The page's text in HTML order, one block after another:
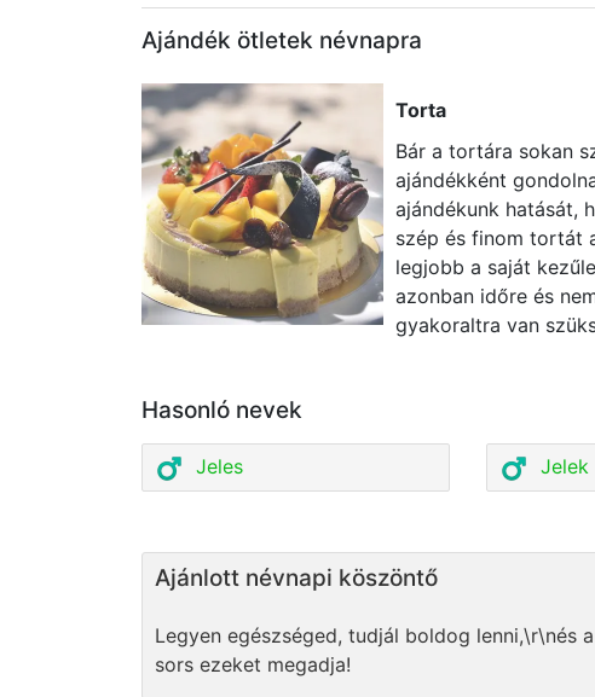
Ajándék ötletek névnapra
Torta
Bár a tortára sokan
ajándékként
ajándékunk hatását,
szép és finom tortát
legjobb a saját
azonban időre és
gyakoraltra van
Hasonló nevek
Jeles Jelek
Ajánlott névnapi köszöntő
Legyen egészséged, tudjál boldog lenni,\r\nés
sors ezeket megadja!